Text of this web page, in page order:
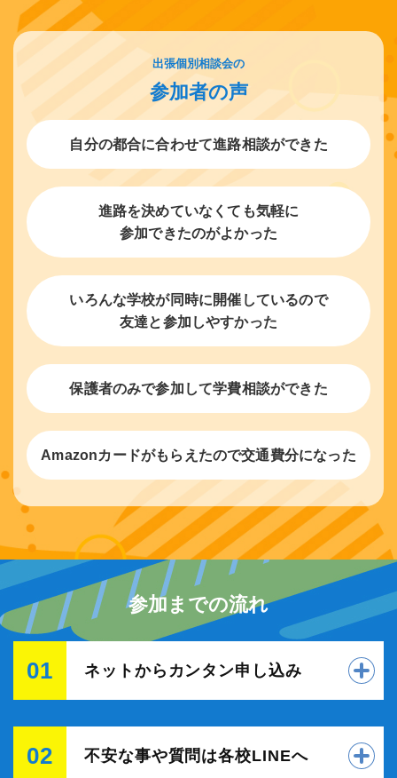
出張個別相談会の
参加者の声
自分の都合に合わせて進路相談ができた
進路を決めていなくても気軽に
参加できたのがよかった
いろんな学校が同時に開催しているので
友達と参加しやすかった
保護者のみで参加して学費相談ができた
Amazonカードがもらえたので交通費分になった
参加までの流れ
01 ネットからカンタン申し込み
02 不安な事や質問は各校LINEへ